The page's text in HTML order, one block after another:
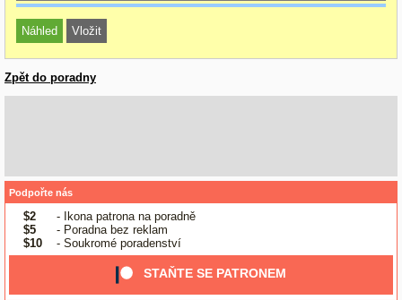
Zpět do poradny
Podpořte nás
$2
- Ikona patrona na poradně
$5
- Poradna bez reklam
$10
- Soukromé poradenství
STAŇTE SE PATRONEM